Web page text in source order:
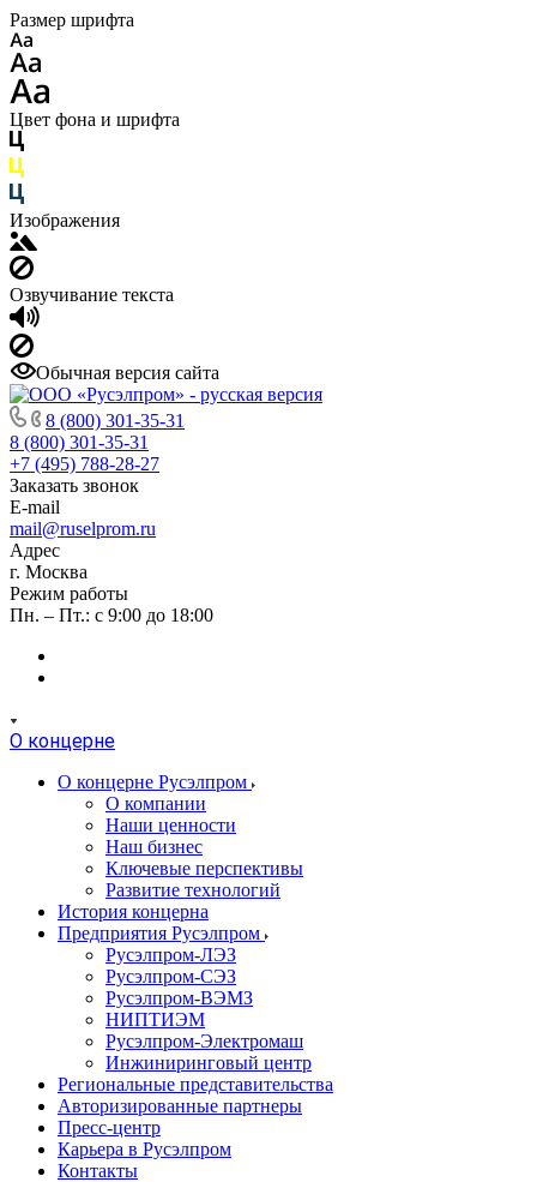
Размер шрифта
Цвет фона и шрифта
Изображения
Озвучивание текста
Обычная версия сайта
8 (800) 301-35-31
8 (800) 301-35-31
+7 (495) 788-28-27
Заказать звонок
E-mail
mail@ruselprom.ru
Адрес
г. Москва
Режим работы
Пн. – Пт.: с 9:00 до 18:00
О концерне
О концерне Русэлпром
О компании
Наши ценности
Наш бизнес
Ключевые перспективы
Развитие технологий
История концерна
Предприятия Русэлпром
Русэлпром-ЛЭЗ
Русэлпром-СЭЗ
Русэлпром-ВЭМЗ
НИПТИЭМ
Русэлпром-Электромаш
Инжиниринговый центр
Региональные представительства
Авторизированные партнеры
Пресс-центр
Карьера в Русэлпром
Контакты